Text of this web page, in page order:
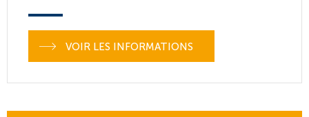
VOIR LES INFORMATIONS